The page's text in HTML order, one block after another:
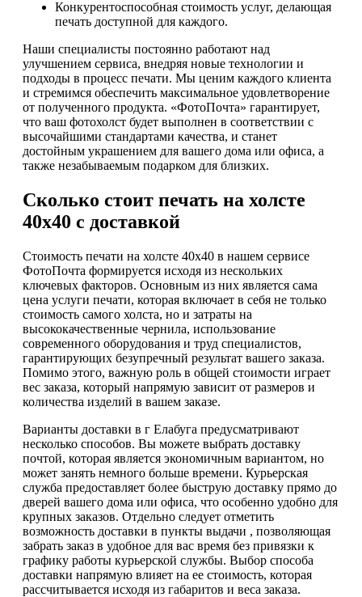
Конкурентоспособная стоимость услуг, делающая
печать доступной для каждого.
Наши специалисты постоянно работают над
улучшением сервиса, внедряя новые технологии и
подходы в процесс печати. Мы ценим каждого клиента
и стремимся обеспечить максимальное удовлетворение
от полученного продукта. «ФотоПочта» гарантирует,
что ваш фотохолст будет выполнен в соответствии с
высочайшими стандартами качества, и станет
достойным украшением для вашего дома или офиса, а
также незабываемым подарком для близких.
Сколько стоит печать на холсте
40х40 с доставкой
Стоимость печати на холсте 40х40 в нашем сервисе
ФотоПочта формируется исходя из нескольких
ключевых факторов. Основным из них является сама
цена услуги печати, которая включает в себя не только
стоимость самого холста, но и затраты на
высококачественные чернила, использование
современного оборудования и труд специалистов,
гарантирующих безупречный результат вашего заказа.
Помимо этого, важную роль в общей стоимости играет
вес заказа, который напрямую зависит от размеров и
количества изделий в вашем заказе.
Варианты доставки в г Елабуга предусматривают
несколько способов. Вы можете выбрать доставку
почтой, которая является экономичным вариантом, но
может занять немного больше времени. Курьерская
служба предоставляет более быструю доставку прямо до
дверей вашего дома или офиса, что особенно удобно для
крупных заказов. Отдельно следует отметить
возможность доставки в пункты выдачи , позволяющая
забрать заказ в удобное для вас время без привязки к
графику работы курьерской службы. Выбор способа
доставки напрямую влияет на ее стоимость, которая
рассчитывается исходя из габаритов и веса заказа.